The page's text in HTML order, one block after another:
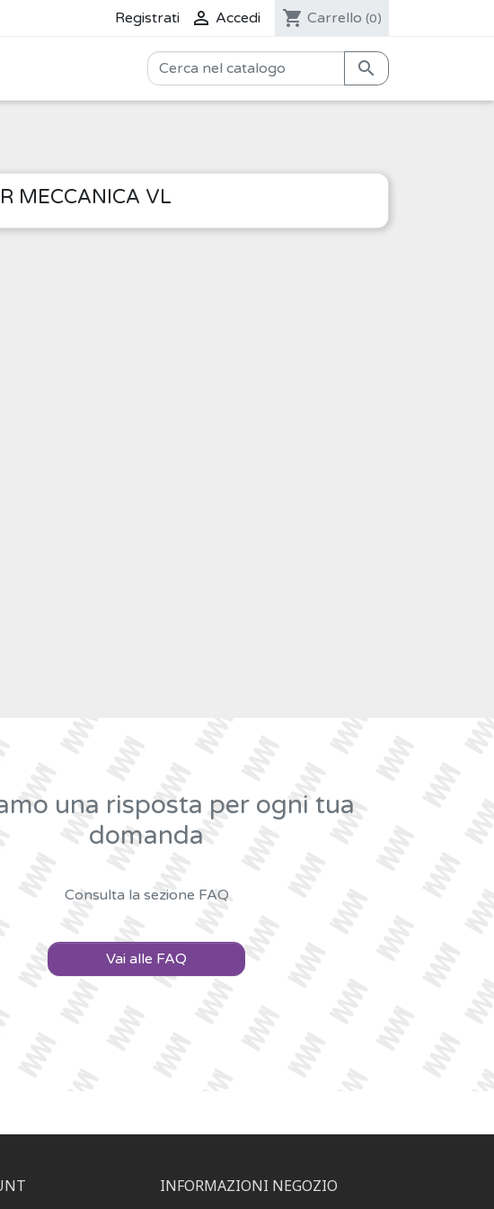
Registrati  Accedi shopping_cart Carrello (0)

MECCANICA VL
una risposta per ogni tua
domanda
Consulta la sezione FAQ
Vai alle FAQ
INFORMAZIONI NEGOZIO